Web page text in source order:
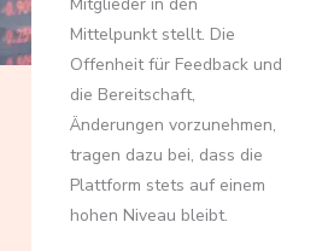
Mittelpunkt stellt. Die
Offenheit für Feedback und
die Bereitschaft,
Änderungen vorzunehmen,
tragen dazu bei, dass die
Plattform stets auf einem
hohen Niveau bleibt.